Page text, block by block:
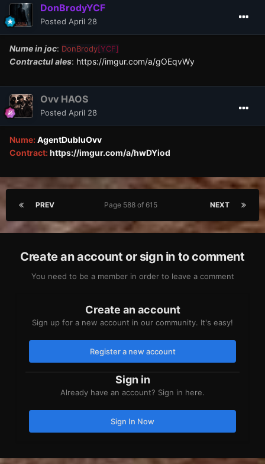
DonBrodyYCF
Posted April 28
Nume in joc: DonBrody[YCF]
Contractul ales: https://imgur.com/a/gOEqvWy
Ovv HAOS
Posted April 28
Nume:AgentDubluOvv
Contract:https://imgur.com/a/hwDYiod
PREV NEXT
Page 588 of 615
Create an account or sign in to comment
You need to be a member in order to leave a comment
Create an account
Sign up for a new account in our community. It's easy!
Register a new account
Sign in
Already have an account? Sign in here.
Sign In Now